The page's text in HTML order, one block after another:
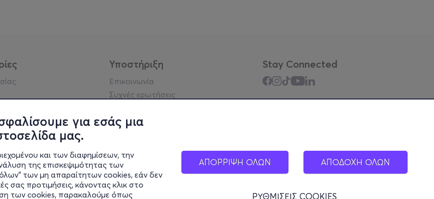
για εσάς μια
μας.
και των διαφημίσεων, την
της επισκεψιμότητας των
των μη απαραίτητων cookies, εάν δεν
σας προτιμήσεις, κάνοντας κλικ στο
των cookies, παρακαλούμε όπως
ΑΠΟΡΡΙΨΗ ΟΛΩΝ ΑΠΟΔΟΧΗ ΟΛΩΝ
ΡΥΘΜΙΣΕΙΣ COOKIES
Υποστήριξη
Επικοινωνία
Συχνές ερωτήσεις
Υπηρεσίες
Σύνδεση reseller
Stay Connected